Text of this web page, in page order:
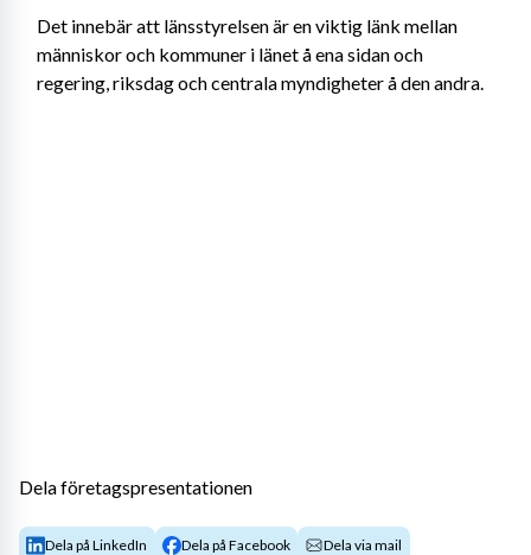
Det innebär att länsstyrelsen är en viktig länk mellan
människor och kommuner i länet å ena sidan och
regering, riksdag och centrala myndigheter å den andra.
Dela företagspresentationen
Dela på LinkedIn Dela på Facebook Dela via mail